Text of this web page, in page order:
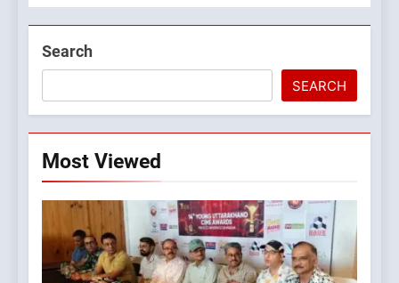
Search
SEARCH
Most Viewed